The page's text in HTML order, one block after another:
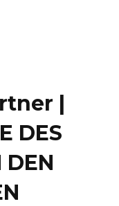
|
DES
DEN